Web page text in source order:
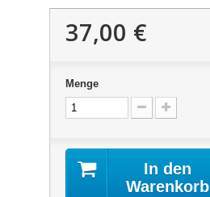
37,00 €
Menge
In den
Warenkorb